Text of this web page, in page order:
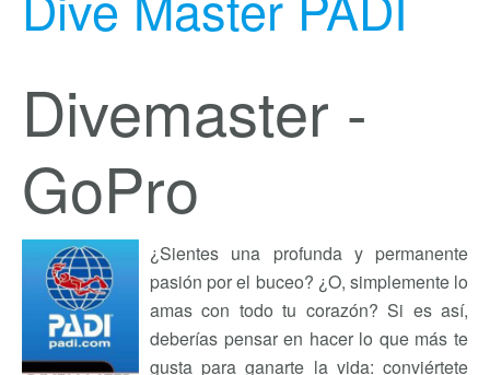
Divemaster -
GoPro
¿Sientes una profunda y permanente
pasión por el buceo? ¿O, simplemente lo
amas con todo tu corazón? Si es así,
deberías pensar en hacer lo que más te
gusta para ganarte la vida: conviértete